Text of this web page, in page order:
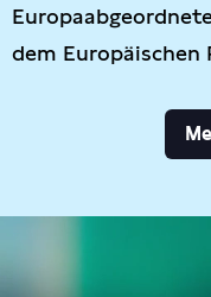
dem Europäischen